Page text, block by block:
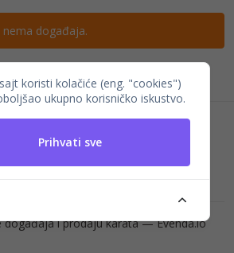
događaja.
mail@tic.rs, +381 63 173 3142
događaja i prodaju karata —Evenda.io
koristi kolačiće (eng. "cookies")
ukupno korisničko iskustvo.
Prihvati sve